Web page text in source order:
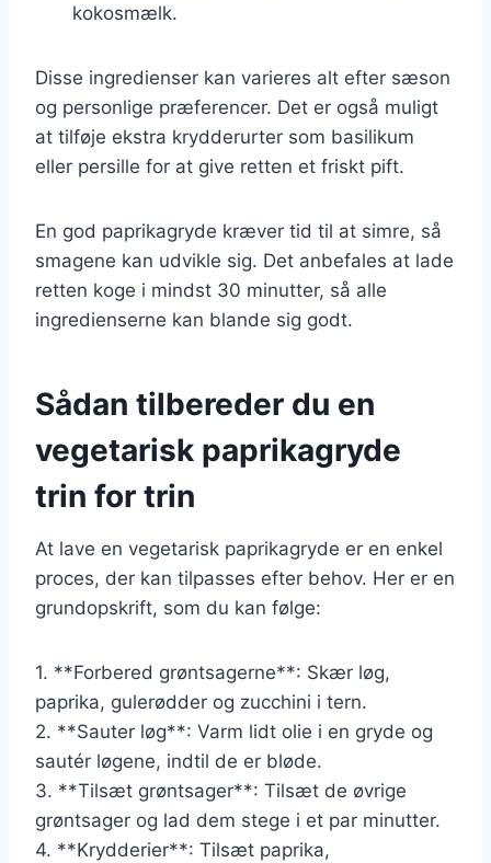
kokosmælk.
Disse ingredienser kan varieres alt efter sæson
og personlige præferencer. Det er også muligt
at tilføje ekstra krydderurter som basilikum
eller persille for at give retten et friskt pift.
En god paprikagryde kræver tid til at simre, så
smagene kan udvikle sig. Det anbefales at lade
retten koge i mindst 30 minutter, så alle
ingredienserne kan blande sig godt.
Sådan tilbereder du en
vegetarisk paprikagryde
trin for trin
At lave en vegetarisk paprikagryde er en enkel
proces, der kan tilpasses efter behov. Her er en
grundopskrift, som du kan følge:
1. **Forbered grøntsagerne**: Skær løg,
paprika, gulerødder og zucchini i tern.
2. **Sauter løg**: Varm lidt olie i en gryde og
sautér løgene, indtil de er bløde.
3. **Tilsæt grøntsager**: Tilsæt de øvrige
grøntsager og lad dem stege i et par minutter.
4. **Krydderier**: Tilsæt paprika,